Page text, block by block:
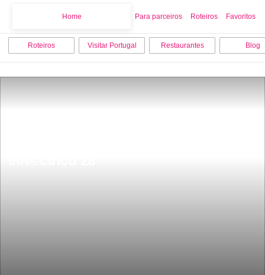
Home Para parceiros Roteiros Favoritos
Roteiros Visitar Portugal Restaurantes Blog